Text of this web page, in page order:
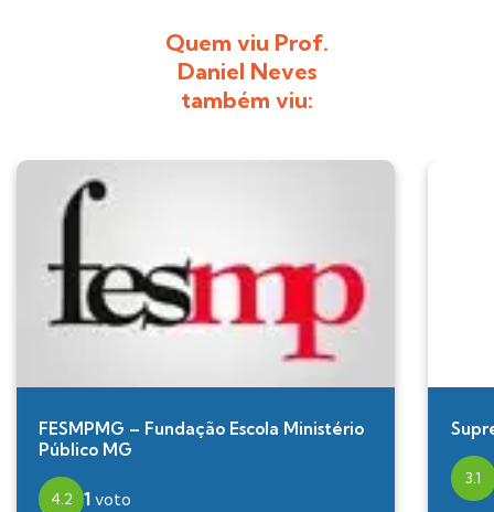
Quem viu Prof.
Daniel Neves
também viu:
FESMPMG – Fundação Escola Ministério
Público MG
4.2 1 voto
3.1